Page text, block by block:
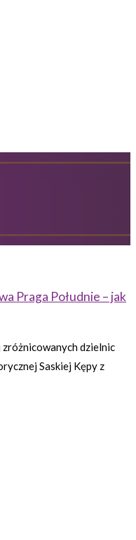
Praga Południe – jak
zróżnicowanych dzielnic
Saskiej Kępy z